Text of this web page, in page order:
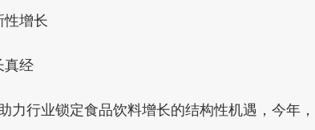
性增长
真经
行业锁定食品饮料增长的结构性机遇，今年